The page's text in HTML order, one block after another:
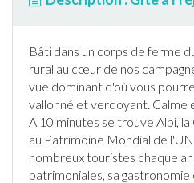
Bâti dans un corps de ferme
rural au cœur de nos
vue dominant d'où vous
vallonné et verdoyant. Calme
A 10 minutes se trouve Albi,
au Patrimoine Mondial de
nombreux touristes chaque
patrimoniales, sa